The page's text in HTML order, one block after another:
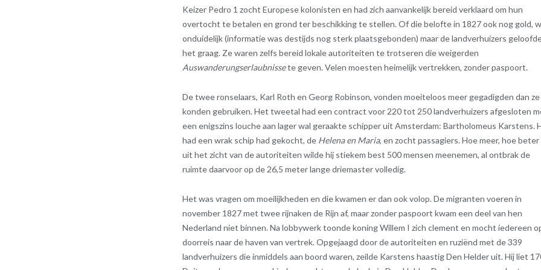
Keizer Pedro 1 zocht Europese kolonisten en had zich aanvankelijk bereid verklaard om hun
overtocht te betalen en grond ter beschikking te stellen. Of die belofte in 1827 ook nog gold,
onduidelijk (informatie was destijds nog sterk plaatsgebonden) maar de landverhuizers
het graag. Ze waren zelfs bereid lokale autoriteiten te trotseren die weigerden
Auswanderungserlaubnissete geven. Velen moesten heimelijk vertrekken, zonder paspoort.
De twee ronselaars, Karl Roth en Georg Robinson, vonden moeiteloos meer gegadigden dan ze
konden gebruiken. Het tweetal had een contract voor 220 tot 250 landverhuizers afgesloten
een enigszins louche aan lager wal geraakte schipper uit Amsterdam: Bartholomeus Karstens.
had een wrak schip had gekocht, de Helena en Maria, en zocht passagiers. Hoe meer, hoe beter
uit het zicht van de autoriteiten wilde hij stiekem best 500 mensen meenemen, al ontbrak de
ruimte daarvoor op de 26,5 meter lange driemaster volledig.
Het was vragen om moeilijkheden en die kwamen er dan ook volop. De migranten voeren in
november 1827 met twee rijnaken de Rijn af, maar zonder paspoort kwam een deel van hen
Nederland niet binnen. Na lobbywerk toonde koning Willem I zich clement en mocht iedereen
doorreis naar de haven van vertrek. Opgejaagd door de autoriteiten en ruziënd met de 339
landverhuizers die inmiddels aan boord waren, zeilde Karstens haastig Den Helder uit. Hij liet